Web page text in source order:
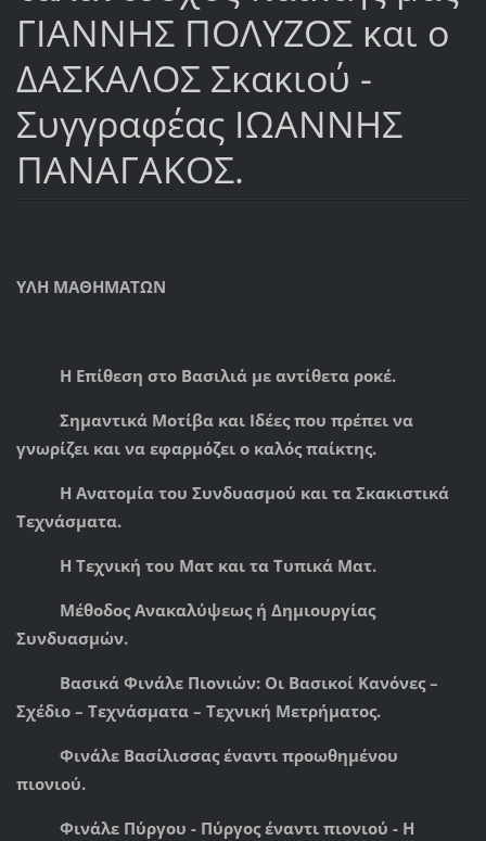
ΓΙΑΝΝΗΣ ΠΟΛΥΖΟΣ και ο
ΔΑΣΚΑΛΟΣ Σκακιού -
Συγγραφέας ΙΩΑΝΝΗΣ
ΠΑΝΑΓΑΚΟΣ.
ΥΛΗ ΜΑΘΗΜΑΤΩΝ
Η Επίθεση στο Βασιλιά με αντίθετα ροκέ.
Σημαντικά Μοτίβα και Ιδέες που πρέπει να
γνωρίζει και να εφαρμόζει ο καλός παίκτης.
Η Ανατομία του Συνδυασμού και τα Σκακιστικά
Τεχνάσματα.
Η Τεχνική του Ματ και τα Τυπικά Ματ.
Μέθοδος Ανακαλύψεως ή Δημιουργίας
Συνδυασμών.
Βασικά Φινάλε Πιονιών: Οι Βασικοί Κανόνες –
Σχέδιο – Τεχνάσματα – Τεχνική Μετρήματος.
Φινάλε Βασίλισσας έναντι προωθημένου
πιονιού.
Φινάλε Πύργου - Πύργος έναντι πιονιού - Η